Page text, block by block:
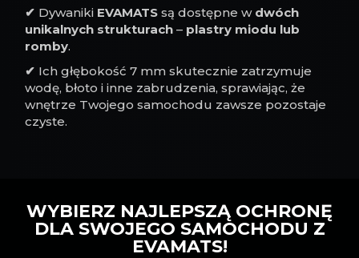
✔ Dywaniki EVAMATS są dostępne w dwóch
unikalnych strukturach – plastry miodu lub
romby.
✔ Ich głębokość 7 mm skutecznie zatrzymuje
wodę, błoto i inne zabrudzenia, sprawiając, że
wnętrze Twojego samochodu zawsze pozostaje
czyste.
WYBIERZ NAJLEPSZĄ OCHRONĘ
DLA SWOJEGO SAMOCHODU Z
EVAMATS!